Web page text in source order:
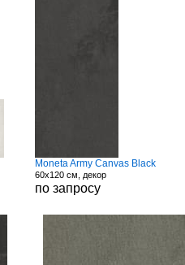
Moneta Army Canvas Black
60x120 см, декор
по запросу